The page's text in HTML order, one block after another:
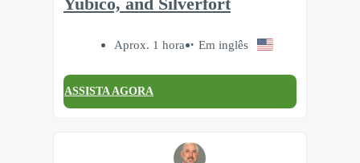
Yubico, and Silverfort
Aprox. 1 hora Em inglês
ASSISTA AGORA